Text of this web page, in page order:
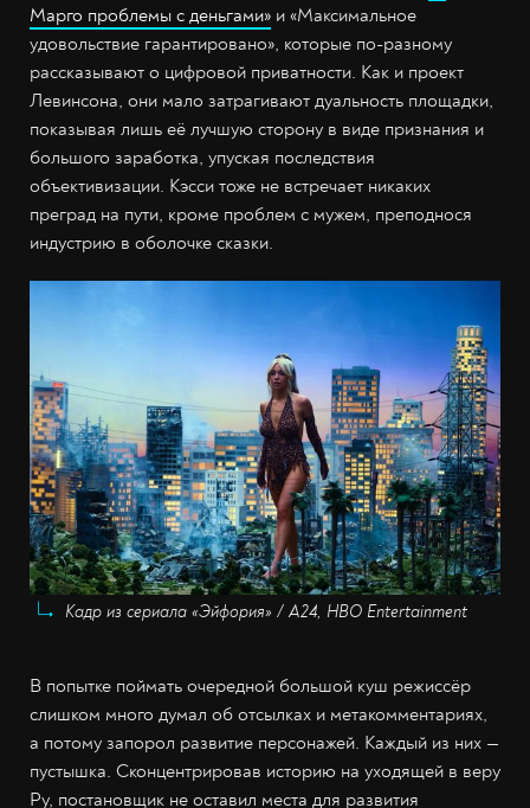
Марго проблемы с деньгами» и «Максимальное
удовольствие гарантировано», которые по-разному
рассказывают о цифровой приватности. Как и проект
Левинсона, они мало затрагивают дуальность площадки,
показывая лишь её лучшую сторону в виде признания и
большого заработка, упуская последствия
объективизации. Кэсси тоже не встречает никаких
преград на пути, кроме проблем с мужем, преподнося
индустрию в оболочке сказки.
Кадр из сериала «Эйфория» / А24, HBO Entertainment
В попытке поймать очередной большой куш режиссёр
слишком много думал об отсылках и метакомментариях,
а потому запорол развитие персонажей. Каждый из них —
пустышка. Сконцентрировав историю на уходящей в веру
Ру, постановщик не оставил места для развития